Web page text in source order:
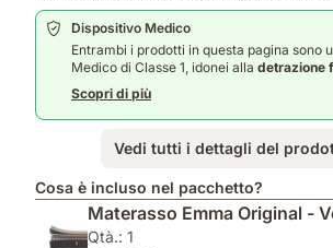
Original
Original
Emma
Adapt
Termoregolante
Coprimaterasso
3:
cuscino
taglie
per
matrimoniali
Dispositivo Medico
Entrambi i prodotti in questa pagina sono
Medico di Classe 1, idonei alla detrazione
Scopri di più
Vedi tutti i dettagli del
Cosa è incluso nel pacchetto?
Materasso Emma Original -
Qtà.: 1